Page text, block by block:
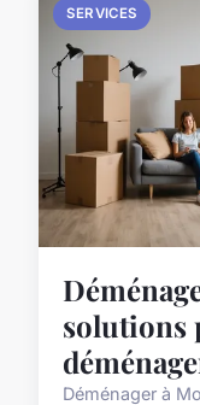
SERVICES
solutions
Déménager à